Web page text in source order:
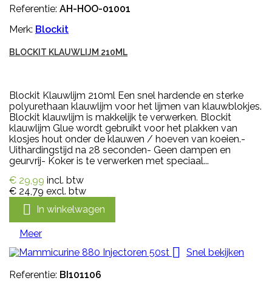
Referentie: AH-HOO-01001
Merk: Blockit
BLOCKIT KLAUWLIJM 210ML
Blockit Klauwlijm 210ml Een snel hardende en sterke
polyurethaan klauwlijm voor het lijmen van klauwblokjes.
Blockit klauwlijm is makkelijk te verwerken. Blockit
klauwlijm Glue wordt gebruikt voor het plakken van
klosjes hout onder de klauwen / hoeven van koeien.-
Uithardingstijd na 28 seconden- Geen dampen en
geurvrij- Koker is te verwerken met speciaal...
€ 29,99 incl. btw
€ 24,79 excl. btw
 In winkelwagen
Meer

Snel bekijken
Referentie: BI101106